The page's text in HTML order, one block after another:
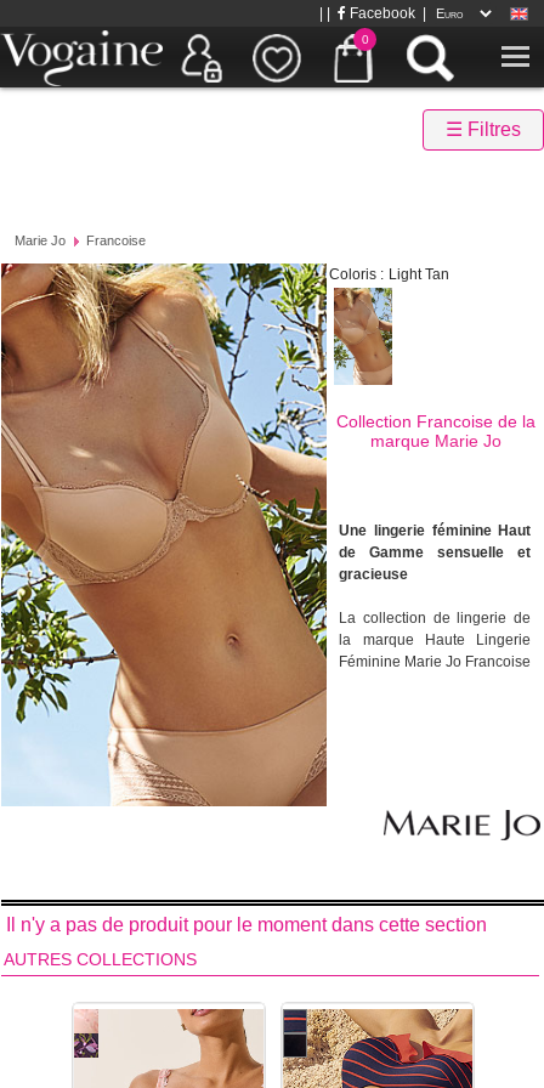
0
Facebook
☰ Filtres
Marie Jo Francoise
Coloris : Light Tan
Collection Francoise de la
marque Marie Jo
Une lingerie féminine Haut
de Gamme sensuelle et
gracieuse
La collection de lingerie de
la marque Haute Lingerie
Féminine Marie Jo Francoise
trancende dans l'ensemble
de ces parures. La collection
Marie Jo se décline en cinq
formes de soutiens-gorge et
Découvrez tous les
modèles de dessous de la
collection de lingerie
féminine Francoise
Il n'y a pas de produit pour le moment dans cette section
AUTRES COLLECTIONS